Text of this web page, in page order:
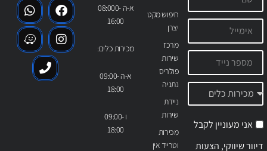
חיפוש מקט
יצרן
מרכז
שירות
פולריס
נתניה
ניידת
שירות
מכירות
וטרייד אין
א-ה 08:000-
16:00
מכירות כלים:
א-ה 09:00-
18:00
ו 09:00-
18:00
אני מעוניין לקבל
דיוור שיווקי, הצעות